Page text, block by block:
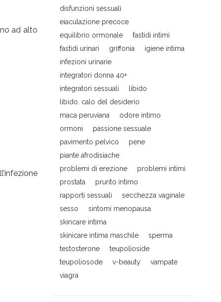
ad alto
disfunzioni sessuali
eiaculazione precoce
equilibrio ormonale
fastidi intimi
fastidi urinari
griffonia
igiene intima
infezioni urinarie
integratori donna 40+
integratori sessuali
libido
libido. calo del desiderio
maca peruviana
odore intimo
ormoni
passione sessuale
pavimento pelvico
pene
piante afrodisiache
problemi di erezione
problemi intimi
prostata
prurito intimo
rapporti sessuali
secchezza vaginale
sesso
sintomi menopausa
skincare intima
skinicare intima maschile
sperma
testosterone
teupolioside
teupoliosode
v-beauty
vampate
viagra